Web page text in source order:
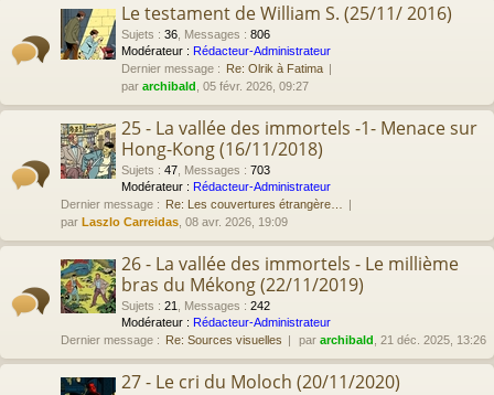
Le testament de William S. (25/11/ 2016)
Sujets : 36 Messages : 806
Modérateur : Rédacteur-Administrateur
Dernier message : Re: Olrik à Fatima
par archibald , 05 févr. 2026, 09:27
25 - La vallée des immortels -1- Menace sur
Hong-Kong (16/11/2018)
Sujets : 47 Messages : 703
Modérateur : Rédacteur-Administrateur
Dernier message : Re: Les couvertures étrangère…
par Laszlo Carreidas , 08 avr. 2026, 19:09
26 - La vallée des immortels - Le millième
bras du Mékong (22/11/2019)
Sujets : 21 Messages : 242
Modérateur : Rédacteur-Administrateur
Dernier message : Re: Sources visuelles par archibald , 21 déc. 2025, 13:26
27 - Le cri du Moloch (20/11/2020)